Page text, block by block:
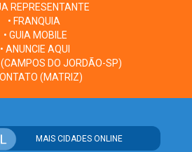
REPRESENTANTE
• FRANQUIA
• GUIA MOBILE
• ANUNCIE AQUI
(CAMPOS DO JORDÃO-SP)
(MATRIZ)
MAIS CIDADES ONLINE